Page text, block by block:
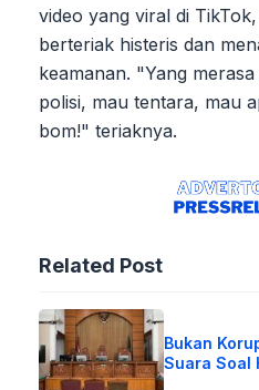
video yang viral di
berteriak histeris dan
keamanan. "Yang
polisi, mau tentara, mau
bom!" teriaknya.
Related Post
Bukan
Suara Soal